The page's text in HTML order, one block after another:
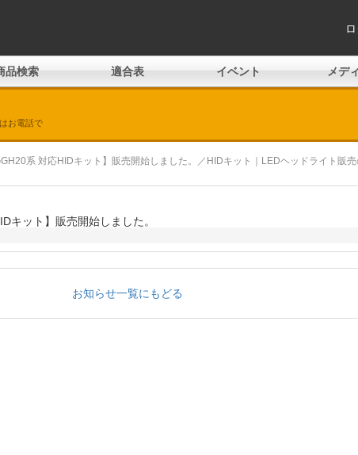
品検索 適合表 イベント メデ
お電話で
系 対応HIDキット】販売開始しました。／HIDキット｜LEDヘッドライト販
キット】販売開始しました。
お知らせ一覧にもどる